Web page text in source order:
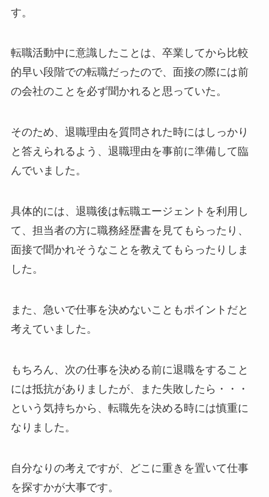
す。
転職活動中に意識したことは、卒業してから比較
的早い段階での転職だったので、面接の際には前
の会社のことを必ず聞かれると思っていた。
そのため、退職理由を質問された時にはしっかり
と答えられるよう、退職理由を事前に準備して臨
んでいました。
具体的には、退職後は転職エージェントを利用し
て、担当者の方に職務経歴書を見てもらったり、
面接で聞かれそうなことを教えてもらったりしま
した。
また、急いで仕事を決めないこともポイントだと
考えていました。
もちろん、次の仕事を決める前に退職をすること
には抵抗がありましたが、また失敗したら・・・
という気持ちから、転職先を決める時には慎重に
なりました。
自分なりの考えですが、どこに重きを置いて仕事
を探すかが大事です。